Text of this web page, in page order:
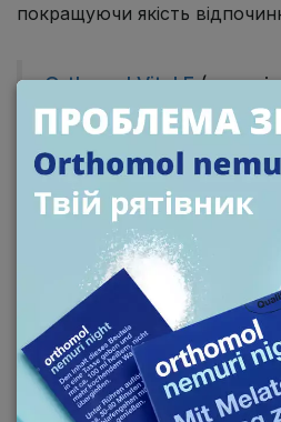
покращуючи якість
Orthomol Vital F(для
Vital M(для чоловіків) -
допомагають організму
стресом, емоційним
фізичною втомою,
наслідки переживань,
психічних сил,
покращують якість сну.
магній, вітаміни групи
В12), вітамін D, С і
біофлавоноїди, омега-3,
селен, і йод.